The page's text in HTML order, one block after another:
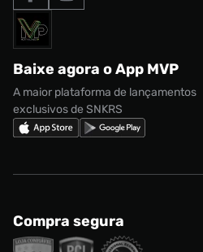
Acessórios
Marcas
adidas Adi2000
adidas Campus
Nike Shox
Termos de uso
Política de privacidade
Regulamento CRM/ CASHBACK
Regulamento Cupom
Formas de Pagamento
Solicite seus dados
Baixe agora o App MVP
A maior plataforma de lançamentos
exclusivos de SNKRS
Compra segura